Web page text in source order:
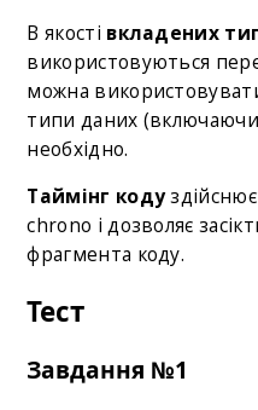
В якості вкладених
використовуються
можна
типи даних
необхідно.
Таймінг коду
chrono і дозволяє
фрагмента коду.
Тест
Завдання №1